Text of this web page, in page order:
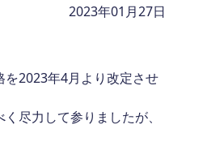
2023年01月27日
2023年4月より改定させ
尽力して参りましたが、